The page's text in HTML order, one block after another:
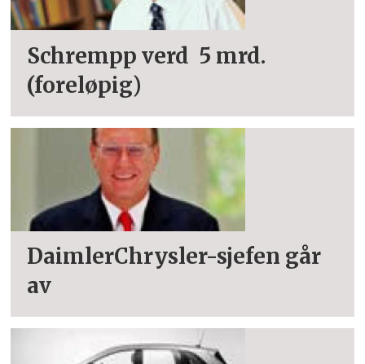
Schrempp verd  5 mrd.
(foreløpig)
DaimlerChrysler-sjefen går
av